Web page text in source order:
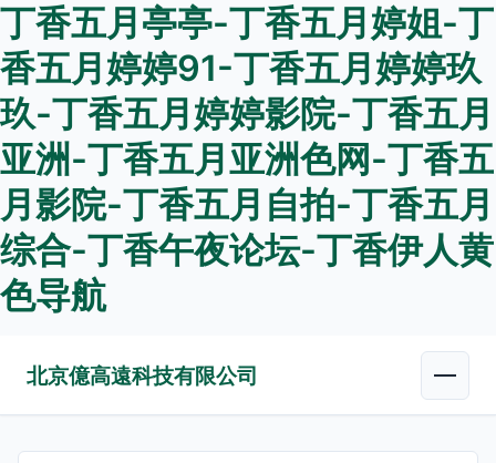
丁香五月亭亭-丁香五月婷姐-丁
香五月婷婷91-丁香五月婷婷玖
玖-丁香五月婷婷影院-丁香五月
亚洲-丁香五月亚洲色网-丁香五
月影院-丁香五月自拍-丁香五月
综合-丁香午夜论坛-丁香伊人黄
色导航
北京億高遠科技有限公司